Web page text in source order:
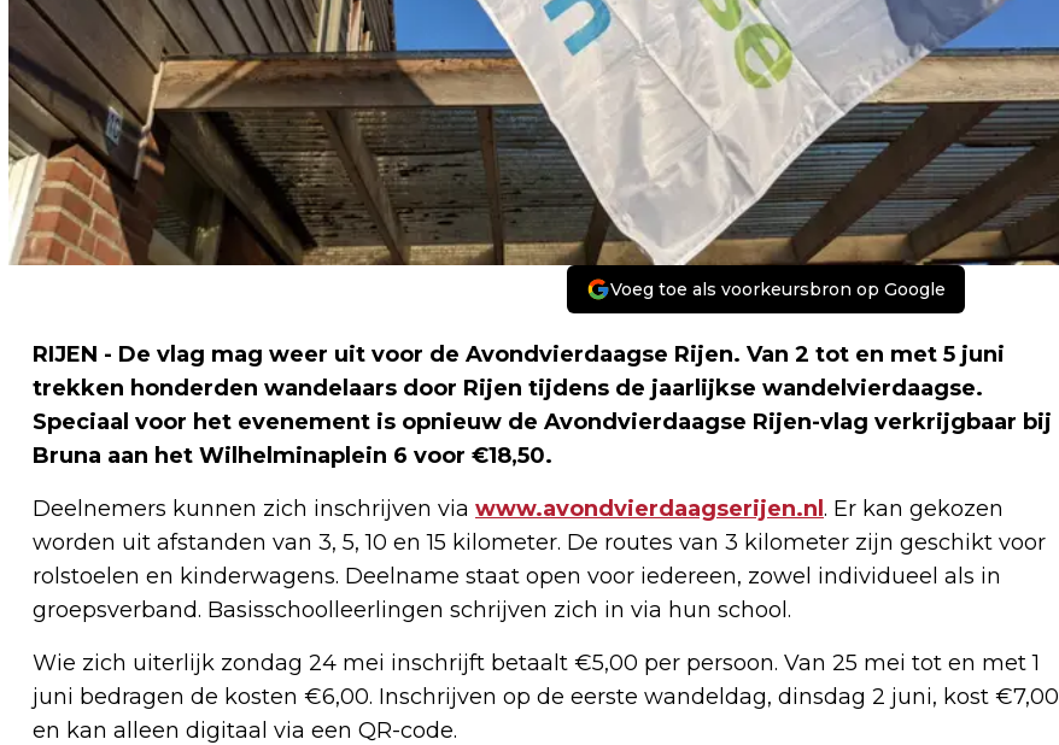
Voeg toe als voorkeursbron op Google
RIJEN - De vlag mag weer uit voor de Avondvierdaagse Rijen. Van 2 tot en met 5 juni
trekken honderden wandelaars door Rijen tijdens de jaarlijkse wandelvierdaagse.
Speciaal voor het evenement is opnieuw de Avondvierdaagse Rijen-vlag verkrijgbaar bij
Bruna aan het Wilhelminaplein 6 voor €18,50.
Deelnemers kunnen zich inschrijven via www.avondvierdaagserijen.nl . Er kan gekozen
worden uit afstanden van 3, 5, 10 en 15 kilometer. De routes van 3 kilometer zijn geschikt voor
rolstoelen en kinderwagens. Deelname staat open voor iedereen, zowel individueel als in
groepsverband. Basisschoolleerlingen schrijven zich in via hun school.
Wie zich uiterlijk zondag 24 mei inschrijft betaalt €5,00 per persoon. Van 25 mei tot en met 1
juni bedragen de kosten €6,00. Inschrijven op de eerste wandeldag, dinsdag 2 juni, kost €7,00
en kan alleen digitaal via een QR-code.